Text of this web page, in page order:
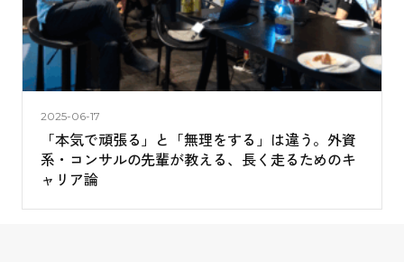
2025-06-17
「本気で頑張る」と「無理をする」は違う。外資
系・コンサルの先輩が教える、長く走るためのキ
ャリア論